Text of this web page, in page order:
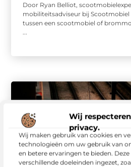
Wij
privacy.
Wij maken gebruik van cookies en
technologieën om uw gebruik van
en betere ervaringen te bieden.
verschillende doeleinden ingezet,
Door Ryan Belliot,
mobiliteitsadviseur bij
tussen een scootmobiel of
...